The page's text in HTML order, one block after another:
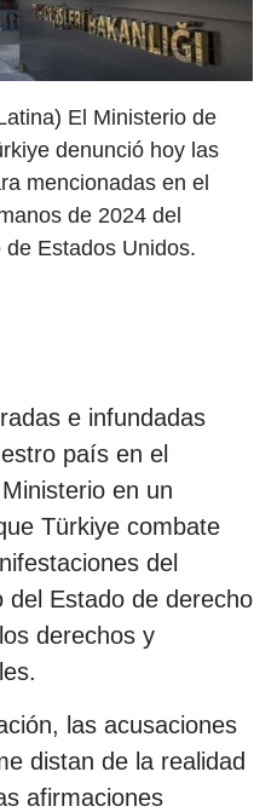
El Ministerio de
denunció hoy las
mencionadas en el
de 2024 del
Estados Unidos.
e infundadas
país en el
en un
Türkiye combate
del
Estado de derecho
derechos y
las acusaciones
distan de la realidad
afirmaciones